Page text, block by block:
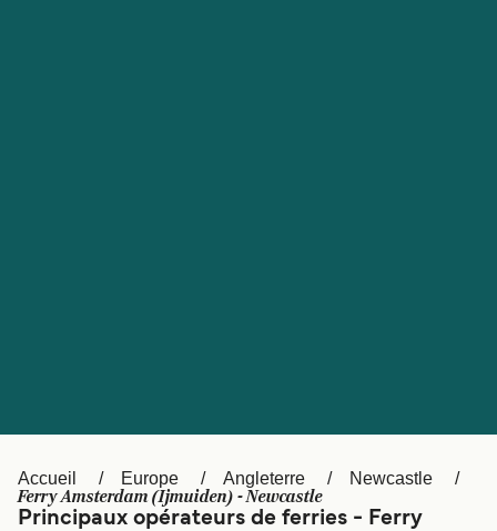
Canada België (NL)
Accueil Europe Angleterre Newcastle
Ferry Amsterdam (Ijmuiden) - Newcastle
Principaux opérateurs de ferries - Ferry